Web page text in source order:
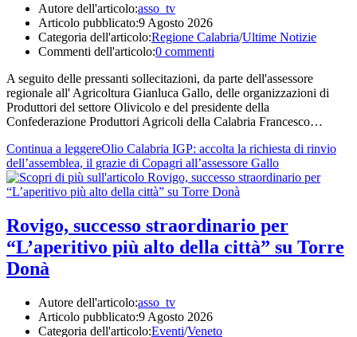
Autore dell'articolo:asso_tv
Articolo pubblicato:9 Agosto 2026
Categoria dell'articolo:Regione Calabria/Ultime Notizie
Commenti dell'articolo:0 commenti
A seguito delle pressanti sollecitazioni, da parte dell'assessore
regionale all' Agricoltura Gianluca Gallo, delle organizzazioni di
Produttori del settore Olivicolo e del presidente della
Confederazione Produttori Agricoli della Calabria Francesco…
Continua a leggereOlio Calabria IGP: accolta la richiesta di rinvio
dell’assemblea, il grazie di Copagri all’assessore Gallo
Rovigo, successo straordinario per
“L’aperitivo più alto della città” su Torre
Donà
Autore dell'articolo:asso_tv
Articolo pubblicato:9 Agosto 2026
Categoria dell'articolo:Eventi/Veneto